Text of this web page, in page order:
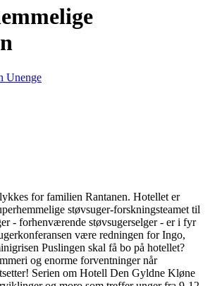
Unenge
for familien Rantanen. Hotellet er
støvsuger-forskningsteamet til
- forhenværende støvsugerselger - er i fyr
være redningen for Ingo,
Puslingen skal få bo på hotellet?
og enorme forventninger når
Serien om Hotell Den Gyldne Kløne